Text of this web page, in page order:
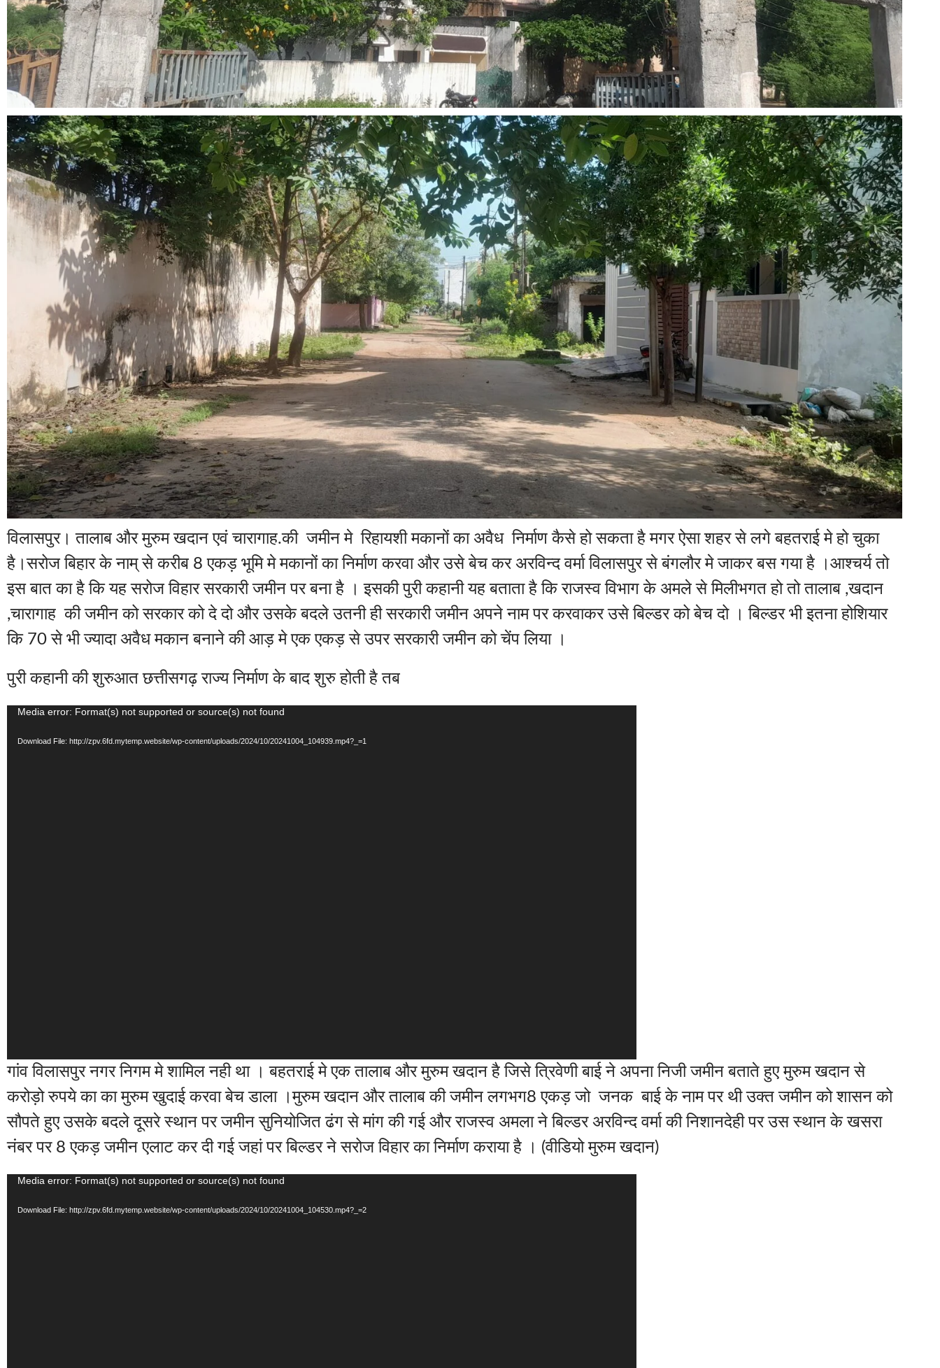
विलासपुर। तालाब और मुरुम खदान एवं चारागाह.की जमीन मे रिहायशी मकानों का अवैध निर्माण कैसे हो सकता है मगर ऐसा शहर से लगे बहतराई मे हो चुका
है।सरोज बिहार के नाम् से करीब 8 एकड़ भूमि मे मकानों का निर्माण करवा और उसे बेच कर अरविन्द वर्मा विलासपुर से बंगलौर मे जाकर बस गया है ।आश्चर्य तो
इस बात का है कि यह सरोज विहार सरकारी जमीन पर बना है । इसकी पुरी कहानी यह बताता है कि राजस्व विभाग के अमले से मिलीभगत हो तो तालाब ,खदान
,चारागाह की जमीन को सरकार को दे दो और उसके बदले उतनी ही सरकारी जमीन अपने नाम पर करवाकर उसे बिल्डर को बेच दो । बिल्डर भी इतना होशियार
कि 70 से भी ज्यादा अवैध मकान बनाने की आड़ मे एक एकड़ से उपर सरकारी जमीन को चेंप लिया ।
पुरी कहानी की शुरुआत छत्तीसगढ़ राज्य निर्माण के बाद शुरु होती है तब
Video
Media error: Format(s) not supported or source(s) not found
Download File: http://zpv.6fd.mytemp.website/wp-content/uploads/2024/10/20241004_104939.mp4?_=1
गांव विलासपुर नगर निगम मे शामिल नही था । बहतराई मे एक तालाब और मुरुम खदान है जिसे त्रिवेणी बाई ने अपना निजी जमीन बताते हुए मुरुम खदान से
करोड़ो रुपये का का मुरुम खुदाई करवा बेच डाला ।मुरुम खदान और तालाब की जमीन लगभग8 एकड़ जो जनक बाई के नाम पर थी उक्त जमीन को शासन को
सौपते हुए उसके बदले दूसरे स्थान पर जमीन सुनियोजित ढंग से मांग की गई और राजस्व अमला ने बिल्डर अरविन्द वर्मा की निशानदेही पर उस स्थान के खसरा
नंबर पर 8 एकड़ जमीन एलाट कर दी गई जहां पर बिल्डर ने सरोज विहार का निर्माण कराया है । (वीडियो मुरुम खदान)
Video
Media error: Format(s) not supported or source(s) not found
Download File: http://zpv.6fd.mytemp.website/wp-content/uploads/2024/10/20241004_104530.mp4?_=2